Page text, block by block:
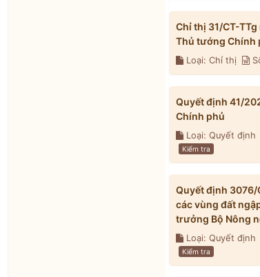
Chỉ thị 31/CT-
Thủ tướng Chính
Loại: Chỉ thị
Quyết định 41/
Chính phủ
Loại: Quyết định
Kiểm tra
Quyết định 3076/
các vùng đất
trưởng Bộ Nông
Loại: Quyết định
Kiểm tra